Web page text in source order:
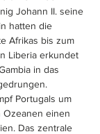
Johann II. seine
hatten die
Afrikas bis zum
Liberia erkundet
in das
Portugals um
einen
Das zentrale